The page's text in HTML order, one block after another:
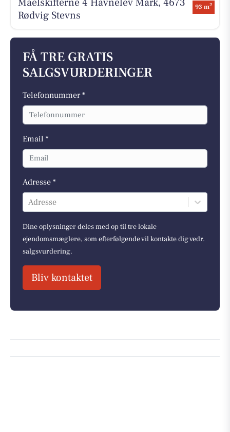
93 m2
Rødvig Stevns
FÅ TRE GRATIS
SALGSVURDERINGER
Telefonnummer *
Email *
Adresse *
Adresse
Dine oplysninger deles med op til tre lokale
ejendomsmæglere, som efterfølgende vil kontakte dig vedr.
salgsvurdering.
Bliv kontaktet